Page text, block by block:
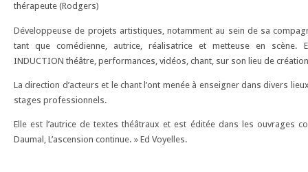
thérapeute (Rodgers)
Développeuse de projets artistiques, notamment au sein de sa
tant que comédienne, autrice, réalisatrice et metteuse en
INDUCTION théâtre, performances, vidéos, chant, sur son lieu de
La direction d’acteurs et le chant l’ont menée à enseigner dans divers
stages professionnels.
Elle est l’autrice de textes théâtraux et est éditée dans les ouvrages
Daumal, L’ascension continue. » Ed Voyelles.